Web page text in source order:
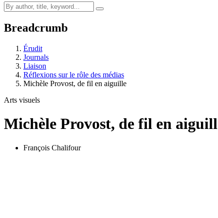
Breadcrumb
Érudit
Journals
Liaison
Réflexions sur le rôle des médias
Michèle Provost, de fil en aiguille
Arts visuels
Michèle Provost, de fil en
François Chalifour